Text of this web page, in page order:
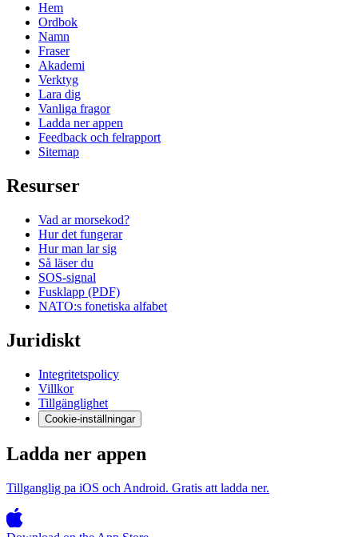
Hem
Ordbok
Namn
Fraser
Akademi
Verktyg
Lara dig
Vanliga fragor
Ladda ner appen
Feedback och felrapport
Sitemap
Resurser
Vad ar morsekod?
Hur det fungerar
Hur man lar sig
Så läser du
SOS-signal
Fusklapp (PDF)
NATO:s fonetiska alfabet
Juridiskt
Integritetspolicy
Villkor
Tillgänglighet
Cookie-inställningar
Ladda ner appen
Tillganglig pa iOS och Android. Gratis att ladda ner.